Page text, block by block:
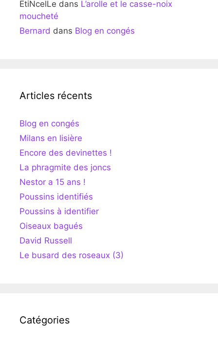
EtiNcelLe dans L’arolle et le casse-noix
moucheté
Bernard dans Blog en congés
Articles récents
Blog en congés
Milans en lisière
Encore des devinettes !
La phragmite des joncs
Nestor a 15 ans !
Poussins identifiés
Poussins à identifier
Oiseaux bagués
David Russell
Le busard des roseaux (3)
Catégories